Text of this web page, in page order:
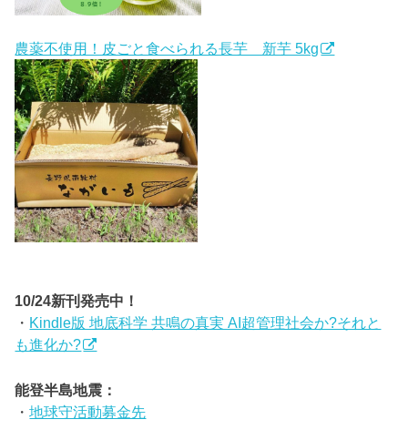
農薬不使用！皮ごと食べられる長芋 新芋 5kg
10/24新刊発売中！
・ Kindle版 地底科学 共鳴の真実 AI超管理社会か?それと
も進化か?
能登半島地震：
・地球守活動募金先